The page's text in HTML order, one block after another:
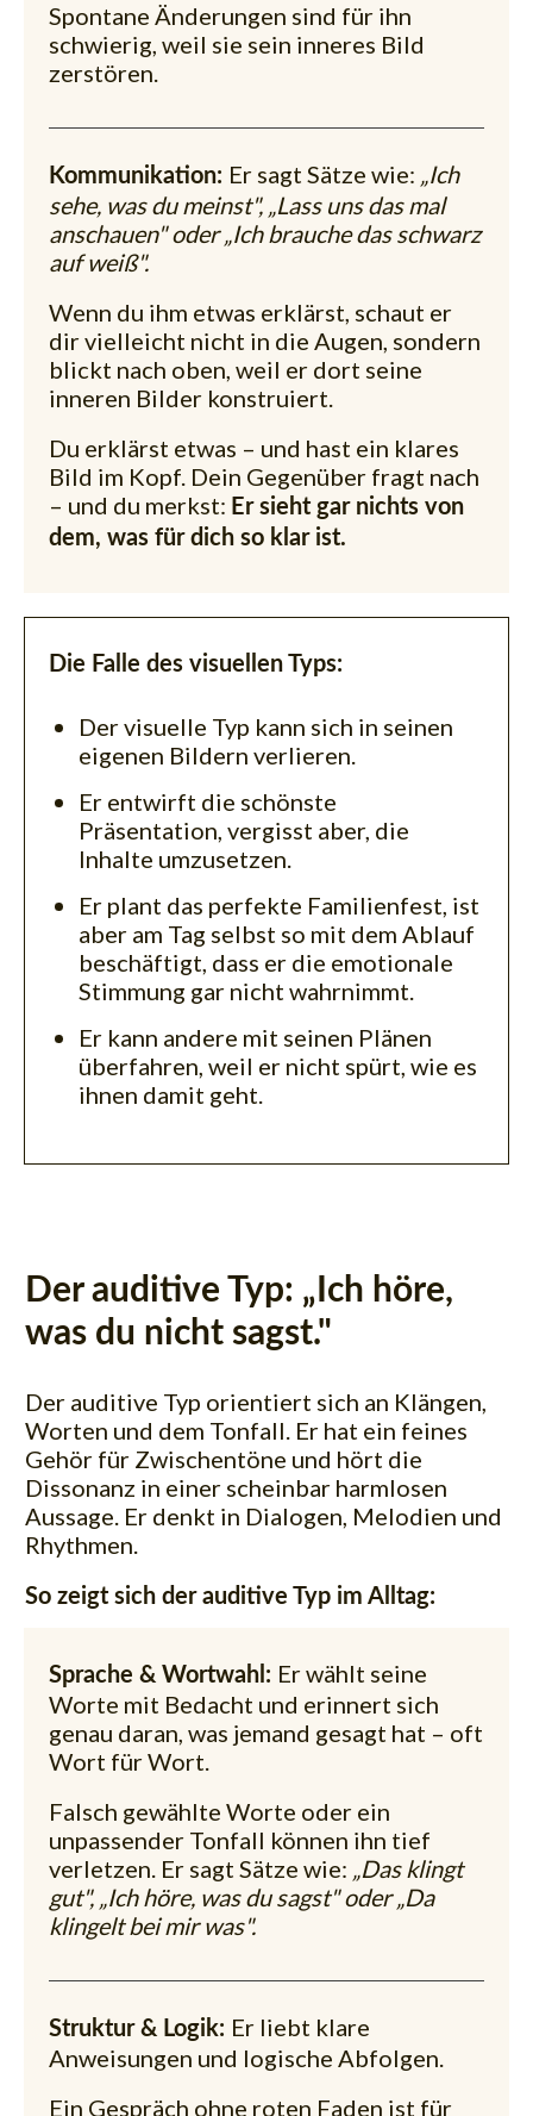
Spontane Änderungen sind für ihn
schwierig, weil sie sein inneres Bild
zerstören.
Kommunikation: Er sagt Sätze wie: „Ich
sehe, was du meinst", „Lass uns das mal
anschauen" oder „Ich brauche das schwarz
auf weiß".
Wenn du ihm etwas erklärst, schaut er
dir vielleicht nicht in die Augen, sondern
blickt nach oben, weil er dort seine
inneren Bilder konstruiert.
Du erklärst etwas – und hast ein klares
Bild im Kopf. Dein Gegenüber fragt nach
– und du merkst: Er sieht gar nichts von
dem, was für dich so klar ist.
Die Falle des visuellen Typs:
Der visuelle Typ kann sich in seinen
eigenen Bildern verlieren.
Er entwirft die schönste
Präsentation, vergisst aber, die
Inhalte umzusetzen.
Er plant das perfekte Familienfest, ist
aber am Tag selbst so mit dem Ablauf
beschäftigt, dass er die emotionale
Stimmung gar nicht wahrnimmt.
Er kann andere mit seinen Plänen
überfahren, weil er nicht spürt, wie es
ihnen damit geht.
Der auditive Typ: „Ich höre,
was du nicht sagst."
Der auditive Typ orientiert sich an Klängen,
Worten und dem Tonfall. Er hat ein feines
Gehör für Zwischentöne und hört die
Dissonanz in einer scheinbar harmlosen
Aussage. Er denkt in Dialogen, Melodien und
Rhythmen.
So zeigt sich der auditive Typ im Alltag:
Sprache & Wortwahl: Er wählt seine
Worte mit Bedacht und erinnert sich
genau daran, was jemand gesagt hat – oft
Wort für Wort.
Falsch gewählte Worte oder ein
unpassender Tonfall können ihn tief
verletzen. Er sagt Sätze wie: „Das klingt
gut", „Ich höre, was du sagst" oder „Da
klingelt bei mir was".
Struktur & Logik: Er liebt klare
Anweisungen und logische Abfolgen.
Ein Gespräch ohne roten Faden ist für